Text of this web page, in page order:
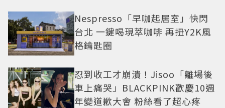
Nespresso「早咖起居室」快閃
台北 一鍵喝現萃咖啡 再扭Y2K風
格鑰匙圈
忍到收工才崩潰！Jisoo「離場後
車上痛哭」BLACKPINK歡慶10週
年變道歉大會 粉絲看了超心疼